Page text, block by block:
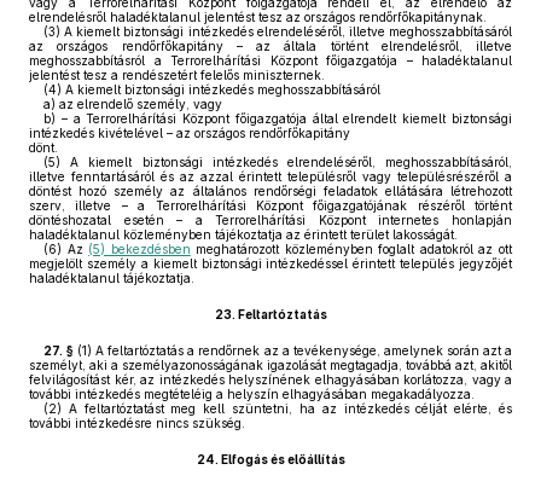
elrendelésről haladéktalanul jelentést tesz az országos rendőrfőkapitánynak.
(3) A kiemelt biztonsági intézkedés elrendeléséről, illetve meghosszabbításáról
az országos rendőrfőkapitány – az általa történt elrendelésről, illetve
meghosszabbításról a Terrorelhárítási Központ főigazgatója – haladéktalanul
jelentést tesz a rendészetért felelős miniszternek.
(4) A kiemelt biztonsági intézkedés meghosszabbításáról
a) az elrendelő személy, vagy
b) – a Terrorelhárítási Központ főigazgatója által elrendelt kiemelt biztonsági
intézkedés kivételével – az országos rendőrfőkapitány
dönt.
(5) A kiemelt biztonsági intézkedés elrendeléséről, meghosszabbításáról,
illetve fenntartásáról és az azzal érintett településről vagy településrészéről a
döntést hozó személy az általános rendőrségi feladatok ellátására létrehozott
szerv, illetve – a Terrorelhárítási Központ főigazgatójának részéről történt
döntéshozatal esetén – a Terrorelhárítási Központ internetes honlapján
haladéktalanul közleményben tájékoztatja az érintett terület lakosságát.
(6) Az (5) bekezdésben meghatározott közleményben foglalt adatokról az ott
megjelölt személy a kiemelt biztonsági intézkedéssel érintett település jegyzőjét
haladéktalanul tájékoztatja.
23. Feltartóztatás
27. § (1) A feltartóztatás a rendőrnek az a tevékenysége, amelynek során azt a
személyt, aki a személyazonosságának igazolását megtagadja, továbbá azt, akitől
felvilágosítást kér, az intézkedés helyszínének elhagyásában korlátozza, vagy a
további intézkedés megtételéig a helyszín elhagyásában megakadályozza.
(2) A feltartóztatást meg kell szüntetni, ha az intézkedés célját elérte, és
további intézkedésre nincs szükség.
24. Elfogás és előállítás